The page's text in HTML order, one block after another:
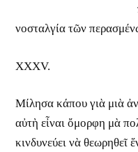
νοσταλγία τῶν
XXXV.
Μίλησα κάπου γιὰ μιὰ
αὐτὴ εἶναι ὄμορφη μὰ
κινδυνεύει νὰ θεωρηθεῖ